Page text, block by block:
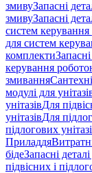
змивуЗапасні
змивуЗапасні
систем керування
для систем
комплекти
керування
змивання
модулі для
унітазівДля
унітазівДля
підлогових
Приладдя
бідеЗапасні
підвісних і